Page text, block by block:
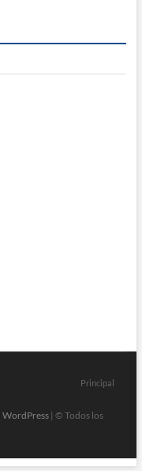
Principal
WordPress| © Todos los